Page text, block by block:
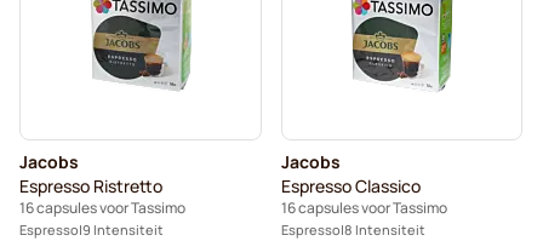
Jacobs
Espresso Ristretto
16 capsules voor Tassimo
Espresso 9 Intensiteit
Jacobs
Espresso Classico
16 capsules voor Tassimo
Espresso 8 Intensiteit